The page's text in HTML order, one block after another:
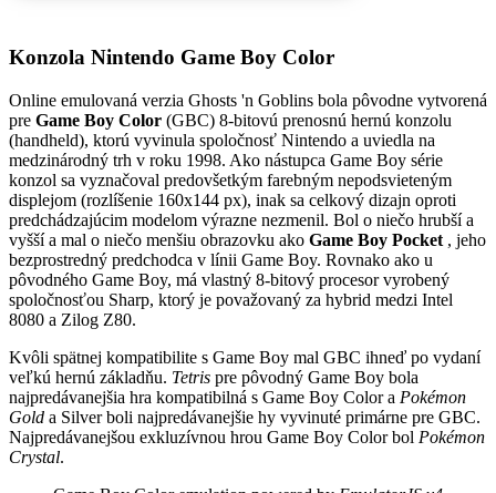
Konzola Nintendo Game Boy Color
Online emulovaná verzia Ghosts 'n Goblins bola pôvodne vytvorená
pre Game Boy Color (GBC) 8-bitovú prenosnú hernú konzolu
(handheld), ktorú vyvinula spoločnosť Nintendo a uviedla na
medzinárodný trh v roku 1998. Ako nástupca Game Boy série
konzol sa vyznačoval predovšetkým farebným nepodsvieteným
displejom (rozlíšenie 160x144 px), inak sa celkový dizajn oproti
predchádzajúcim modelom výrazne nezmenil. Bol o niečo hrubší a
vyšší a mal o niečo menšiu obrazovku ako Game Boy Pocket , jeho
bezprostredný predchodca v línii Game Boy. Rovnako ako u
pôvodného Game Boy, má vlastný 8-bitový procesor vyrobený
spoločnosťou Sharp, ktorý je považovaný za hybrid medzi Intel
8080 a Zilog Z80.
Kvôli spätnej kompatibilite s Game Boy mal GBC ihneď po vydaní
veľkú hernú základňu. Tetris pre pôvodný Game Boy bola
najpredávanejšia hra kompatibilná s Game Boy Color a Pokémon
Gold a Silver boli najpredávanejšie hy vyvinuté primárne pre GBC.
Najpredávanejšou exkluzívnou hrou Game Boy Color bol Pokémon
Crystal.